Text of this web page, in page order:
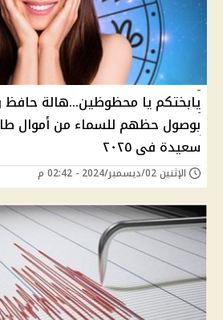
بوصول حظهم للسماء من أموال
سعيدة فى ٢٠٢٥
الإثنين 02/ديسمبر/2024 - 02:42 م